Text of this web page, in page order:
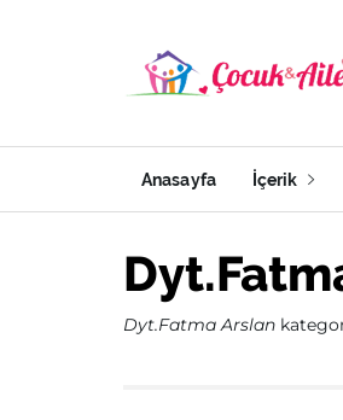
Anasayfa İçerik
Dyt.Fatma Arslan